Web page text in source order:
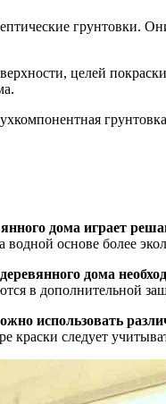
грунтовки.
целей
дома играет
водной основе более
дома
в дополнительной
использовать
краски следует